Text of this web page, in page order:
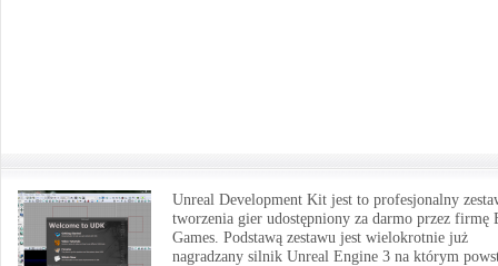
Unreal Development Kit jest to profesjonalny
tworzenia gier udostępniony za darmo przez firmę
Games. Podstawą zestawu jest wielokrotnie już
nagradzany silnik Unreal Engine 3 na którym